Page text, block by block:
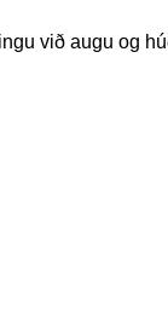
við augu og